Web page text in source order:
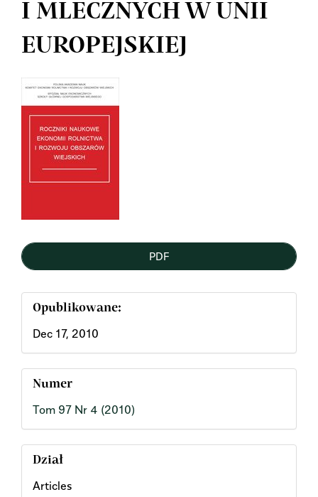
I MLECZNYCH W UNII
EUROPEJSKIEJ
Article
Sidebar
PDF
Opublikowane:
Dec 17, 2010
Numer
Tom 97 Nr 4 (2010)
Dział
Articles